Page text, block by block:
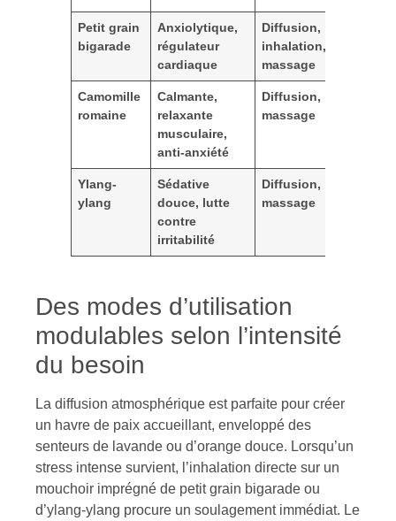
Petit grain
bigarade
Anxiolytique,
régulateur
cardiaque
Diffusion,
inhalation,
massage
Camomille
romaine
Calmante,
relaxante
musculaire,
anti-anxiété
Diffusion,
massage
Ylang-
ylang
Sédative
douce, lutte
contre
irritabilité
Diffusion,
massage
Des modes d’utilisation
modulables selon l’intensité
du besoin
La diffusion atmosphérique est parfaite pour créer
un havre de paix accueillant, enveloppé des
senteurs de lavande ou d’orange douce. Lorsqu’un
stress intense survient, l’inhalation directe sur un
mouchoir imprégné de petit grain bigarade ou
d’ylang-ylang procure un soulagement immédiat. Le